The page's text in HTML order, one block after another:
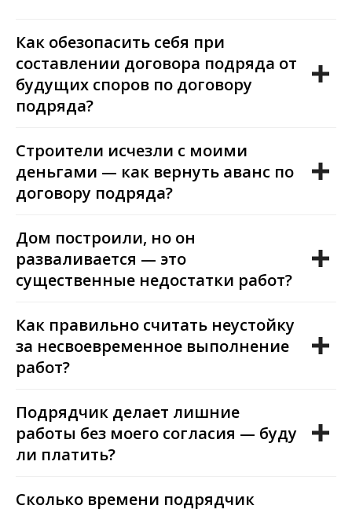
Как обезопасить себя при
составлении договора подряда от
будущих споров по договору
подряда?
Строители исчезли с моими
деньгами — как вернуть аванс по
договору подряда?
Дом построили, но он
разваливается — это
существенные недостатки работ?
Как правильно считать неустойку
за несвоевременное выполнение
работ?
Подрядчик делает лишние
работы без моего согласия — буду
ли платить?
Сколько времени подрядчик